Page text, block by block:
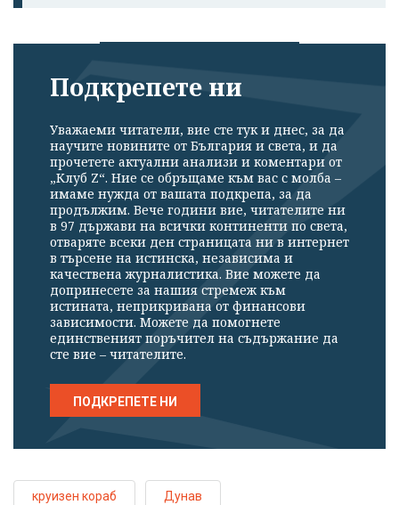
Успешно
излязохте от
профила си!
Подкрепете ни
Уважаеми читатели, вие сте тук и днес, за да
научите новините от България и света, и да
прочетете актуални анализи и коментари от
„Клуб Z“. Ние се обръщаме към вас с молба –
имаме нужда от вашата подкрепа, за да
продължим. Вече години вие, читателите ни
в 97 държави на всички континенти по света,
отваряте всеки ден страницата ни в интернет
в търсене на истинска, независима и
качествена журналистика. Вие можете да
допринесете за нашия стремеж към
истината, неприкривана от финансови
зависимости. Можете да помогнете
единственият поръчител на съдържание да
сте вие – читателите.
ПОДКРЕПЕТЕ НИ
круизен кораб Дунав